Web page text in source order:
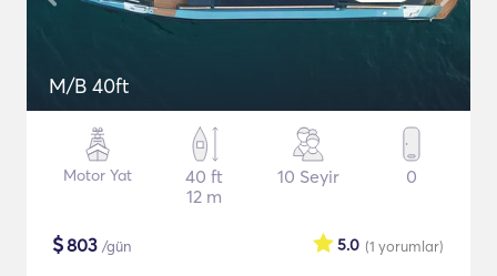
M/B 40ft
Motor Yat
40 ft
12 m
10 Seyir 0
$803 /gün (1 yorumlar)
5.0